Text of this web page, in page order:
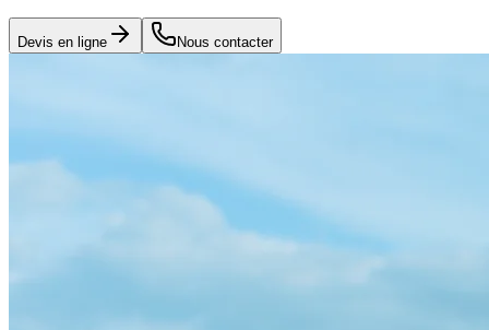
Devis en ligne Nous contacter